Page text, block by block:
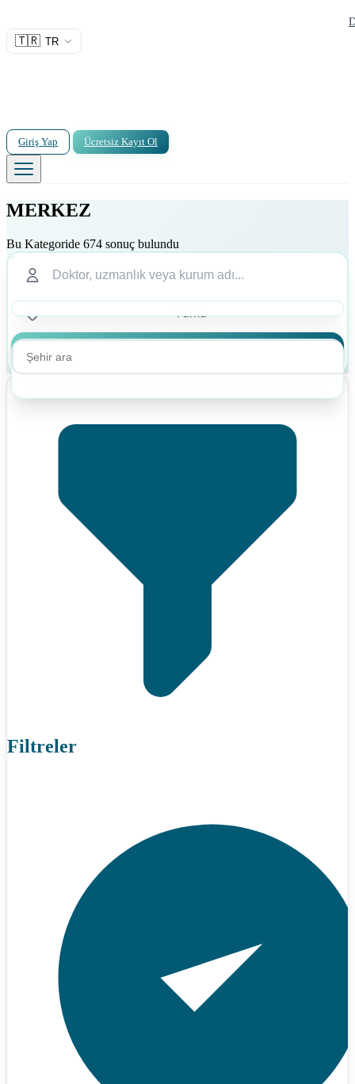
🇹🇷 TR
Giriş Yap Ücretsiz Kayıt Ol
MERKEZ
Bu Kategoride 674 sonuç bulundu
Filtreler